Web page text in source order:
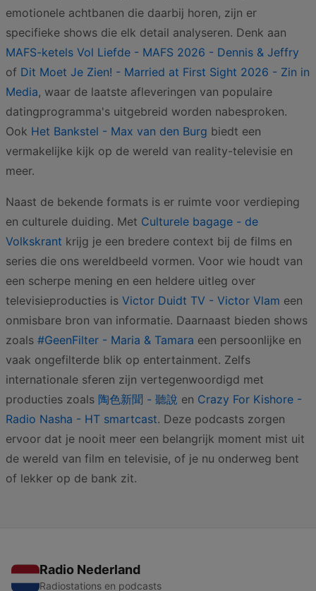
emotionele achtbanen die daarbij horen, zijn er
specifieke shows die elk detail analyseren. Denk aan
MAFS-ketels Vol Liefde - MAFS 2026 - Dennis & Jeffry
of Dit Moet Je Zien! - Married at First Sight 2026 - Zin in
Media, waar de laatste afleveringen van populaire
datingprogramma's uitgebreid worden nabesproken.
Ook Het Bankstel - Max van den Burg biedt een
vermakelijke kijk op de wereld van reality-televisie en
meer.
Naast de bekende formats is er ruimte voor verdieping
en culturele duiding. Met Culturele bagage - de
Volkskrant krijg je een bredere context bij de films en
series die ons wereldbeeld vormen. Voor wie houdt van
een scherpe mening en een heldere uitleg over
televisieproducties is Victor Duidt TV - Victor Vlam een
onmisbare bron van informatie. Daarnaast bieden shows
zoals #GeenFilter - Maria & Tamara een persoonlijke en
vaak ongefilterde blik op entertainment. Zelfs
internationale sferen zijn vertegenwoordigd met
producties zoals 陶色新聞 - 聽說 en Crazy For Kishore -
Radio Nasha - HT smartcast. Deze podcasts zorgen
ervoor dat je nooit meer een belangrijk moment mist uit
de wereld van film en televisie, of je nu onderweg bent
of lekker op de bank zit.
Radio Nederland
Radiostations en podcasts